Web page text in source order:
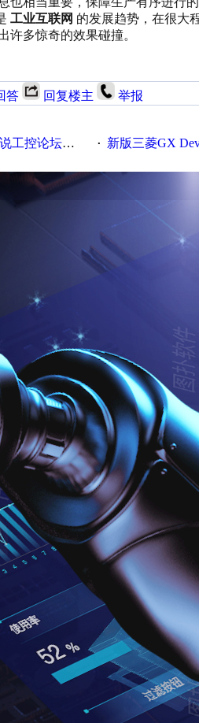
工业互联网 的发展趋势，在很大
许多惊奇的效果碰撞。
答 回复楼主 举报
分那点事儿…… · 新版三菱GX